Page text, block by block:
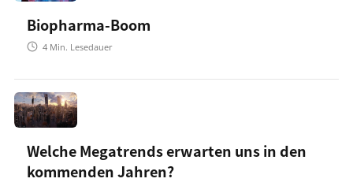
Biopharma-Boom
4 Min. Lesedauer
Welche Megatrends erwarten uns in den
kommenden Jahren?